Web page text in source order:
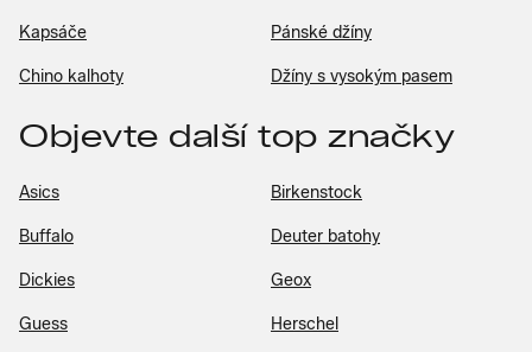
Kapsáče Pánské džíny
Chino kalhoty Džíny s vysokým pasem
Objevte další top značky
Asics Birkenstock
Buffalo Deuter batohy
Dickies Geox
Guess Herschel